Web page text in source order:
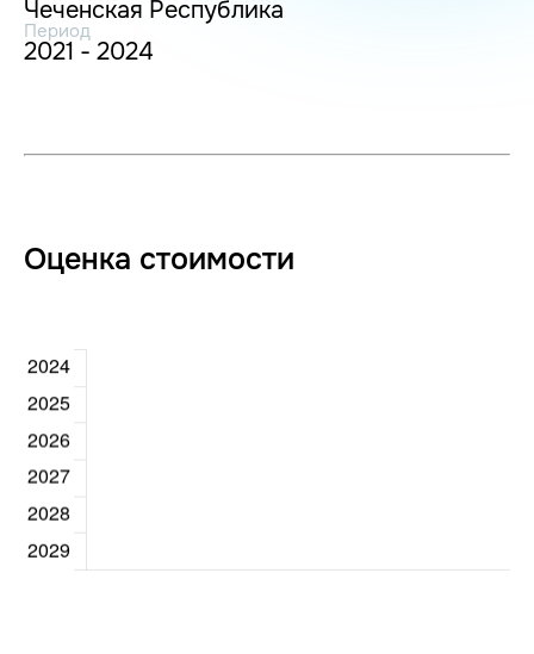
Чеченская Республика
Период
2021 - 2024
Оценка стоимости